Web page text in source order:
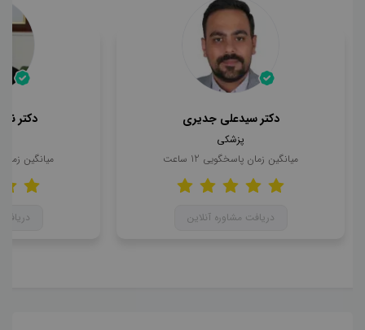
دکتر سیدعلی جدیری
پزشکی
میانگین زمان پاسخگویی 12 ساعت
دریافت مشاوره آنلاین
دکتر
میانگین